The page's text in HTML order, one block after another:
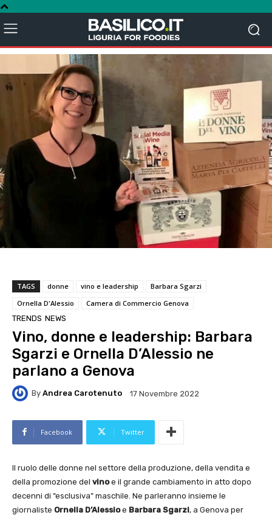
TAGS donne vino e leadership
Barbara Sgarzi
Ornella D'Alessio
Camera di Commercio Genova
TRENDS NEWS
Vino, donne e leadership: Barbara
Sgarzi e Ornella D’Alessio ne
parlano a Genova
By Andrea Carotenuto 17 Novembre 2022
Facebook Twitter
Il ruolo delle donne nel settore della produzione, della vendita e
della promozione del vinoe il grande cambiamento in atto dopo
decenni di “esclusiva” maschile. Ne parleranno insieme le
giornaliste Ornella D’Alessioe Barbara Sgarzi, a Genova per